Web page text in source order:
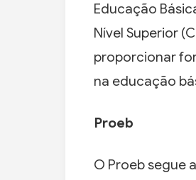
Educação
Nível Superior
proporcionar
na educação
Proeb
O Proeb segue